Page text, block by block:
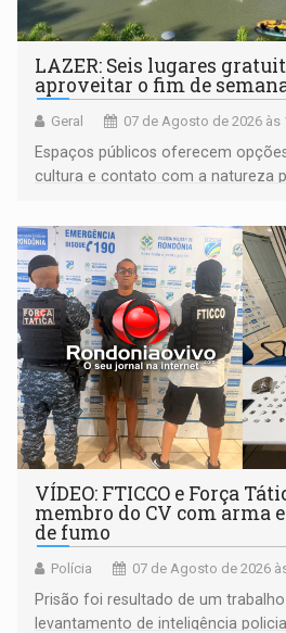
LAZER: Seis lugares
aproveitar o fim de
Geral 07 de Agosto de 2026 às
Espaços públicos oferecem
cultura e contato com a natureza
VÍDEO: FTICCO e Força
membro do CV com arma
de fumo
Polícia 07 de Agosto de 2026
Prisão foi resultado de um
levantamento de inteligência policial